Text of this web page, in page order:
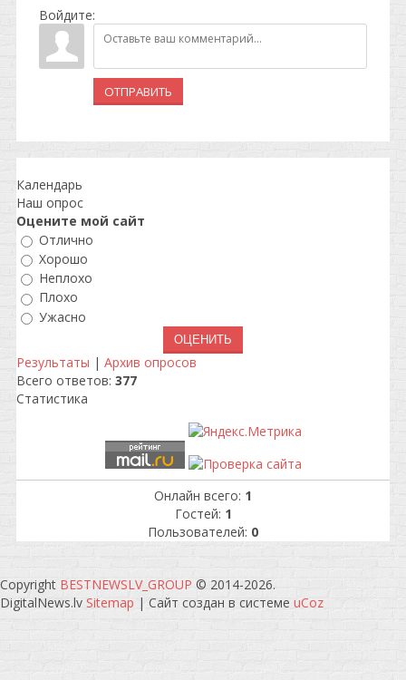
Войдите:
ОТПРАВИТЬ
Календарь
Наш опрос
Оцените мой сайт
Отлично
Хорошо
Неплохо
Плохо
Ужасно
Результаты | Архив опросов
Всего ответов: 377
Статистика
Онлайн всего: 1
Гостей: 1
Пользователей: 0
Copyright BESTNEWSLV_GROUP © 2014-2026.
DigitalNews.lv Sitemap | Сайт создан в системе uCoz